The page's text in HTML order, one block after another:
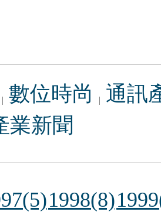
數位時尚
通訊
業新聞
1998(8)